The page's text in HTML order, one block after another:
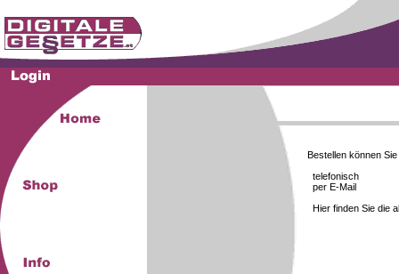
Bestellen können Sie
telefonisch
per E-Mail
Hier finden Sie die